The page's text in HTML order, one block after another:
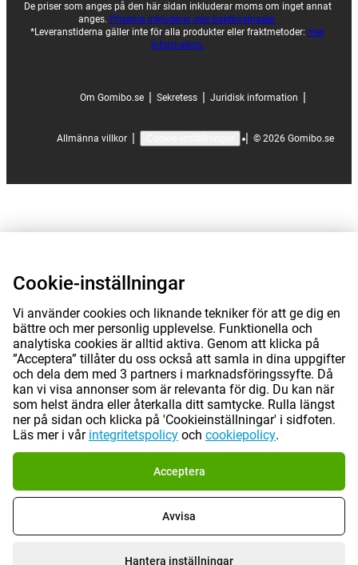
De priser som anges på den här sidan inkluderar moms om inget annat
anges. Priserna inkluderar inte fraktkostnader.
*Leveranstiderna gäller inte för alla produkter eller fraktmetoder: mer
information.
Om Gomibo.se | Sekretess | Juridisk information |
Allmänna villkor | | © 2026 Gomibo.se
Cookie-inställningar
Vi använder cookies och liknande tekniker för att ge dig en
bättre och mer personlig upplevelse. Funktionella och
analytiska cookies är alltid aktiva. Genom att klicka på
”Acceptera” tillåter du oss också att samla in dina uppgifter
och dela dem med 3 partners i marknadsföringssyfte. Då
kan vi visa annonser som är relevanta för dig. Du kan när
som helst ändra eller återkalla ditt samtycke. Rulla längst
ner på sidan och klicka på 'Cookieinställningar' i sidfoten.
Läs mer i vår integritetspolicy och cookiepolicy.
Acceptera
Avvisa
Hantera inställningar